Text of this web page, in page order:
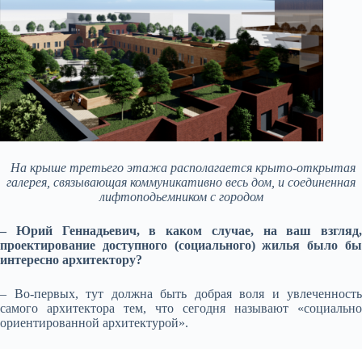
На крыше третьего этажа располагается крыто-открытая
галерея, связывающая коммуникативно весь дом, и соединенная
лифтоподьемником с городом
– Юрий Геннадьевич, в каком случае, на ваш взгляд,
проектирование доступного (социального) жилья было бы
интересно архитектору?
– Во-первых, тут должна быть добрая воля и увлеченность
самого архитектора тем, что сегодня называют «социально
ориентированной архитектурой».